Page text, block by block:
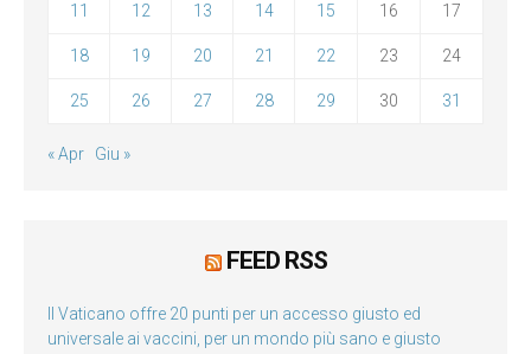
11 12 13 14 15 16 17
18 19 20 21 22 23 24
25 26 27 28 29 30 31
« Apr Giu »
FEED RSS
Il Vaticano offre 20 punti per un accesso giusto ed
universale ai vaccini, per un mondo più sano e giusto